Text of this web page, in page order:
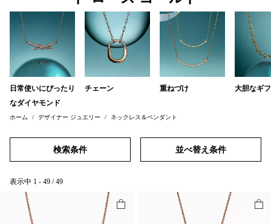
日常使いにぴったり
なダイヤモンド
チェーン 重ねづけ 大胆なギ
ホーム デザイナー ジュエリー ネックレス＆ペンダント
検索条件 並べ替え条件
表示中 1 - 49 / 49